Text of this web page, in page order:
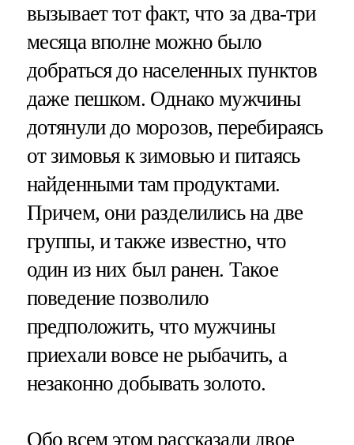
вызывает тот факт, что за два-три
месяца вполне можно было
добраться до населенных пунктов
даже пешком. Однако мужчины
дотянули до морозов, перебираясь
от зимовья к зимовью и питаясь
найденными там продуктами.
Причем, они разделились на две
группы, и также известно, что
один из них был ранен. Такое
поведение позволило
предположить, что мужчины
приехали вовсе не рыбачить, а
незаконно добывать золото.
Обо всем этом рассказали двое